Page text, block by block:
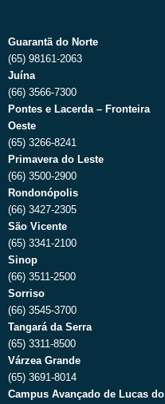
Guarantã do Norte
(65) 98161-2063
Juína
(66) 3566-7300
Pontes e Lacerda – Fronteira
Oeste
(65) 3266-8241
Primavera do Leste
(66) 3500-2900
Rondonópolis
(66) 3427-2305
São Vicente
(65) 3341-2100
Sinop
(66) 3511-2500
Sorriso
(66) 3545-3700
Tangará da Serra
(65) 3311-8500
Várzea Grande
(65) 3691-8014
Campus Avançado de Lucas do